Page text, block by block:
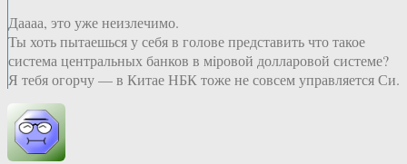
Даааа, это уже неизлечимо.
Ты хоть пытаешься у себя в голове представить что такое
система центральных банков в мiровой долларовой системе?
Я тебя огорчу — в Китае НБК тоже не совсем управляется Си.